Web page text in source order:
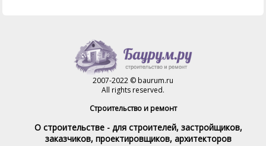
2007-2022 © baurum.ru
All rights reserved.
Строительство и ремонт
О строительстве - для строителей, застройщиков,
заказчиков, проектировщиков, архитекторов